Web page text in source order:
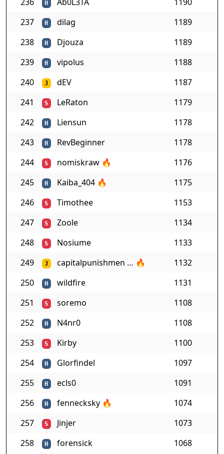
H
237
H dilag
1189
238
H Djouza
1189
239
H vipolus
1188
240
J dEV
1187
241
S LeRaton
1179
242
H Liensun
1178
243
H RevBeginner
1178
244
S nomiskraw🔥
1176
245
H Kaiba_404🔥
1175
246
S Timothee
1153
247
S Zoole
1134
248
S Nosiume
1133
249
J capitalpunishmen … 🔥
1132
250
H wildfire
1131
251
S soremo
1108
252
H N4nr0
1108
253
S Kirby
1100
254
H Glorfindel
1097
255
H ecls0
1091
256
H fennecksky🔥
1074
257
S Jinjer
1073
258
H forensick
1068